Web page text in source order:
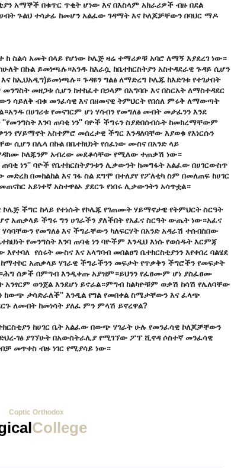
አማኞች በቁጥር ጥቂት ሆነው እና በእስላም አክራሪዎች ብዙ በደል
ጉልህ ተሳታፊ ከመሆን አልፈው ገዳማት እና ኮለጆቻቸውን በባህር ማዶ
ከ ስልሳ አመት በላይ የሆነው ኮሌጅ ዛሬ ተማሪዎቹ አባሮ ለማኝ እያደረገ ነው።
በኩል ይመነጫሉ።አንዱ ከእራሷ ከቤተክርስትያን አስተዳደራዊ ጉዳይ ሲሆን
ከኢህአዲግ)ይመነጫሉ። ጉዳዩን ግልፅ ለማድረግ ኮሌጁ ከእድገቱ የተገታበት
መዘጋቱ ሲሆን ከተከፈተ በኃላም በአግባቡ እና በስርአት ለማስተዳደር
ሳይለቅ ብቁ መንፈሳዊ እና በዘመናዊ ትምህርት የበሰለ ምሩቅ ለማውጣት
በሀገሪቱ የመናገርም ሆነ ሃሳብን የመግለፅ መብት መታፈንን እንደ
እንባ ጠባቂ ነን'' ባዮች ችግሩን ስያድበሰብሱት ከመክረማቸውም
የሃይማኖት አስተምሮ መሰረታዊ ችግር እንዳለባቸው እያወቁ የእነርሱን
ሲሆን በሌላ በኩል በቤተክህነት የሰፈነው ሙስና በአንድ ላይ
ኮለጁንም አብረው መደቆሳቸው የሚለው ተጠቃሽ ነው።
ጠባቂ ነን'' ባዮች የቤተክርስትያንቱን ሊቃውንት ከመግፋት አልፈው በሀገርውስጥ
በመከልከል እና ገፋ ስል ደግሞ በተለያየ የፖለቲካ ስም በመለጠፍ ከሀገር
አይነተኛ አስተዋፅኦ ያደርጉ የነበሩ ሊቃውንትን አሳጥቷል።
ችግር ከላይ የተነሱት የኮሌጁ የገጠሙት ሃይማኖታዊ የትምህርት ስርዓት
አጠቃላይ ችግሩ ግን ሀገራችን ያለችበት የአፈና ስርዓት ውጤት ነው።አፈና
የመግለፅ እና ችግራቸውን ካለፍርሃት በአንድ አዳራሽ ተሰብስበው
የመንግስት እንባ ጠባቂ ነን ባዮችም እንዲህ እነሱ የወሰዱት እርምጃ
እየተባለ የሰሩት ሙስና እና አላግባብ መበልፀግ ቤተክርስቲያንን እየቀበረ ባልሄደ
አጠቃላይ ሃገራዊ ችግራችንን መፍታት የጥቃቅን ችግሮችን የመፍታት
ሰዎች በምግብ እንዲቀጡ አያዝም።ይህንን የፈፀሙም ሆነ ያስፈፀሙ
አንፃርም ወንጀል እንደሆነ ይኖራል።ምግብ ከልካዮቹም ወቃሽ ከሳሽ የሌለባቸው
ከውጭ ታሳድራለች'' እንዲል የግል የመበቀል ስሜታቸውን እና ፈላጭ
ለመብት ከመነሳት ያለፈ ምን ምላሽ ይኖረዋል?
ከሀገር ቤት አልፈው በውጭ ሃገራት ሁሉ የመንፈሳዊ ኮለጆቻቸውን
ገፅ ያገኘሁት በአውስትራሊያ የሚገኘው ፖፕ ሺኖዳ ሶስተኛ መንፈሳዊ
መጥቀስ ብዙ ነገር የሚያሳይ ነው።
Coptic Orthodox
College